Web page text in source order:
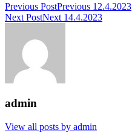
Previous PostPrevious 12.4.2023
Next PostNext 14.4.2023
admin
View all posts by admin